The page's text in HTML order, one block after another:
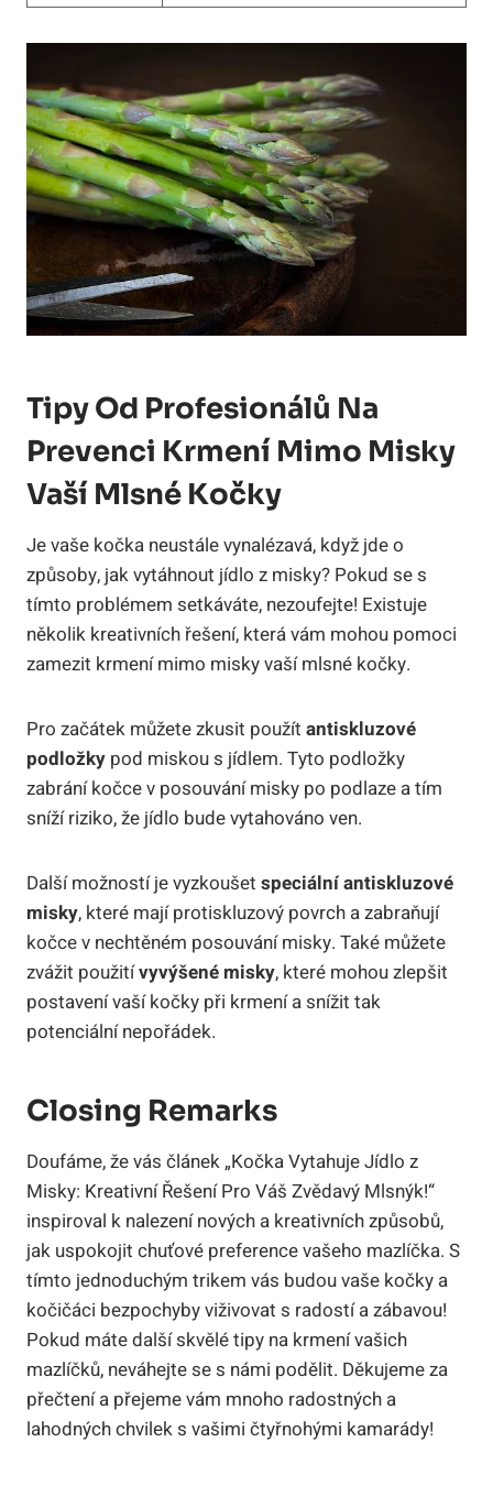
Tipy Od Profesionálů Na
Prevenci Krmení Mimo Misky
Vaší Mlsné Kočky
Je vaše kočka neustále vynalézavá, když jde o
způsoby, jak vytáhnout jídlo z misky? Pokud se s
tímto problémem setkáváte, nezoufejte! Existuje
několik kreativních řešení, která vám mohou pomoci
zamezit krmení mimo misky vaší mlsné kočky.
Pro začátek můžete zkusit použít antiskluzové
podložky pod miskou s jídlem. Tyto podložky
zabrání kočce v posouvání misky po podlaze a tím
sníží riziko, že jídlo bude vytahováno ven.
Další možností je vyzkoušet speciální antiskluzové
misky, které mají protiskluzový povrch a zabraňují
kočce v nechtěném posouvání misky. Také můžete
zvážit použitívyvýšené misky, které mohou zlepšit
postavení vaší kočky při krmení a snížit tak
potenciální nepořádek.
Closing Remarks
Doufáme, že vás článek „Kočka Vytahuje Jídlo z
Misky: Kreativní Řešení Pro Váš Zvědavý Mlsnýk!“
inspiroval k nalezení nových a kreativních způsobů,
jak uspokojit chuťové preference vašeho mazlíčka. S
tímto jednoduchým trikem vás budou vaše kočky a
kočičáci bezpochyby viživovat s radostí a zábavou!
Pokud máte další skvělé tipy na krmení vašich
mazlíčků, neváhejte se s námi podělit. Děkujeme za
přečtení a přejeme vám mnoho radostných a
lahodných chvilek s vašimi čtyřnohými kamarády!